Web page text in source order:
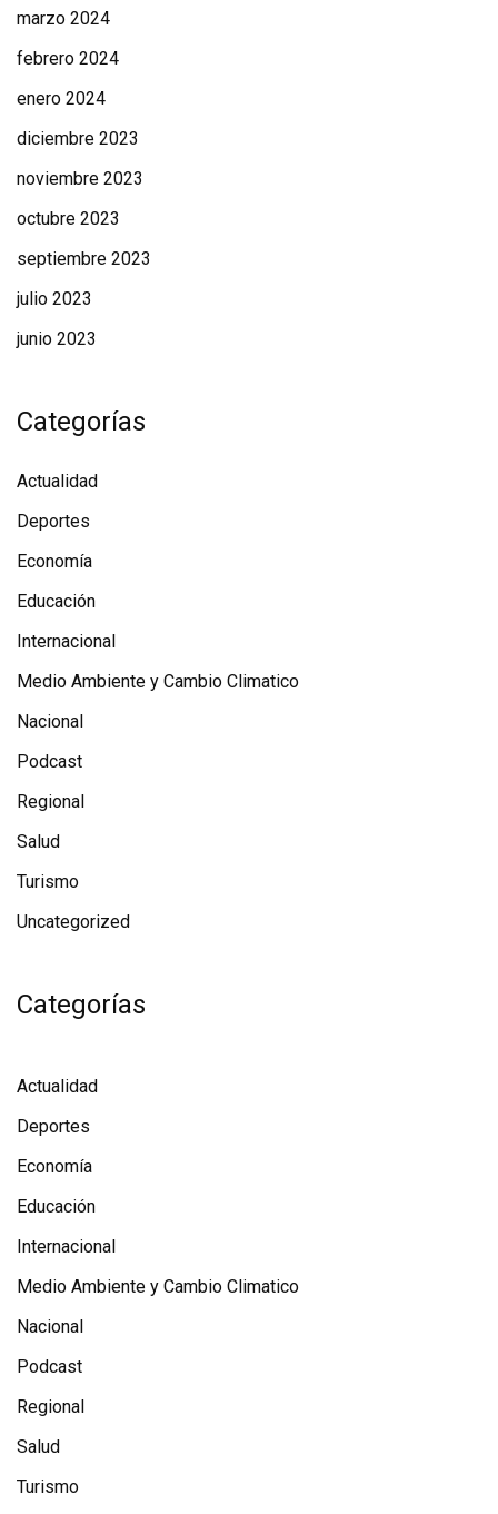
marzo 2024
febrero 2024
enero 2024
diciembre 2023
noviembre 2023
octubre 2023
septiembre 2023
julio 2023
junio 2023
Categorías
Actualidad
Deportes
Economía
Educación
Internacional
Medio Ambiente y Cambio Climatico
Nacional
Podcast
Regional
Salud
Turismo
Uncategorized
Categorías
Actualidad
Deportes
Economía
Educación
Internacional
Medio Ambiente y Cambio Climatico
Nacional
Podcast
Regional
Salud
Turismo